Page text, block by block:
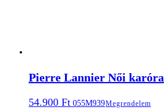
Pierre Lannier Női karóra
54.900 Ft 055M939Megrendelem